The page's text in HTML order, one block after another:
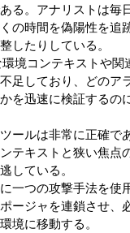
る。アナリストは毎
の時間を偽陽性を追
したりしている。
境コンテキストや関
足しており、どのア
を迅速に検証するの
ールは非常に正確で
テキストと狭い焦点
している。
一つの攻撃手法を使
ージャを連鎖させ、
境に移動する。